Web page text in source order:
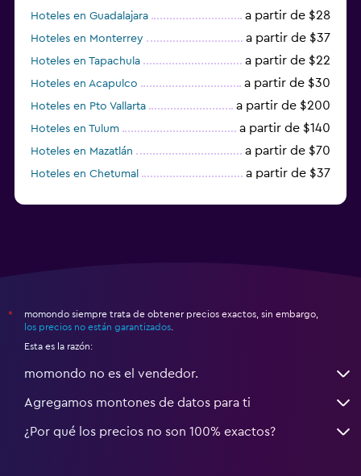
Hoteles en Guadalajara a partir de $28
Hoteles en Monterrey a partir de $37
Hoteles en Tapachula a partir de $22
Hoteles en Acapulco a partir de $30
Hoteles en Pto Vallarta a partir de $200
Hoteles en Tulum a partir de $140
Hoteles en Mazatlán a partir de $70
Hoteles en Chetumal a partir de $37
*
momondo siempre trata de obtener precios exactos, sin embargo,
los precios no están garantizados
Esta es la razón:
momondo no es el vendedor.
Agregamos montones de datos para ti
¿Por qué los precios no son 100% exactos?